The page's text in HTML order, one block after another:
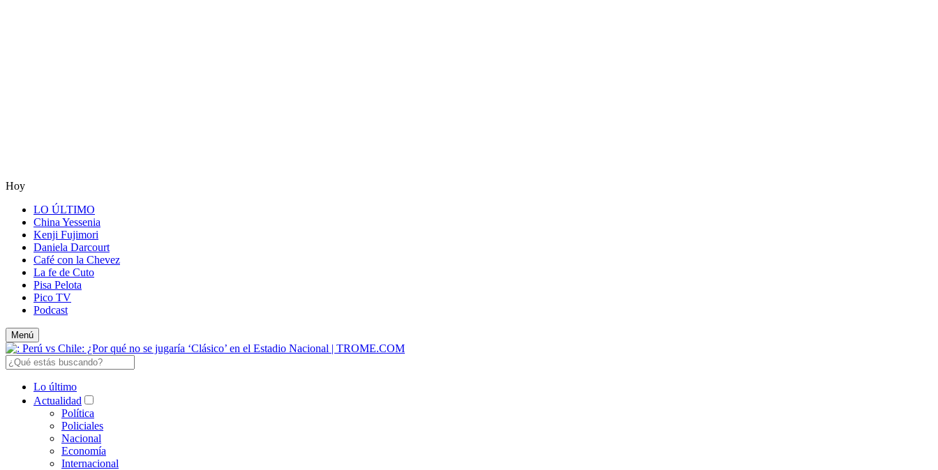
Hoy
LO ÚLTIMO
China Yessenia
Kenji Fujimori
Daniela Darcourt
Café con la Chevez
La fe de Cuto
Pisa Pelota
Pico TV
Podcast
Menú
Lo último
Actualidad
Política
Policiales
Nacional
Economía
Internacional